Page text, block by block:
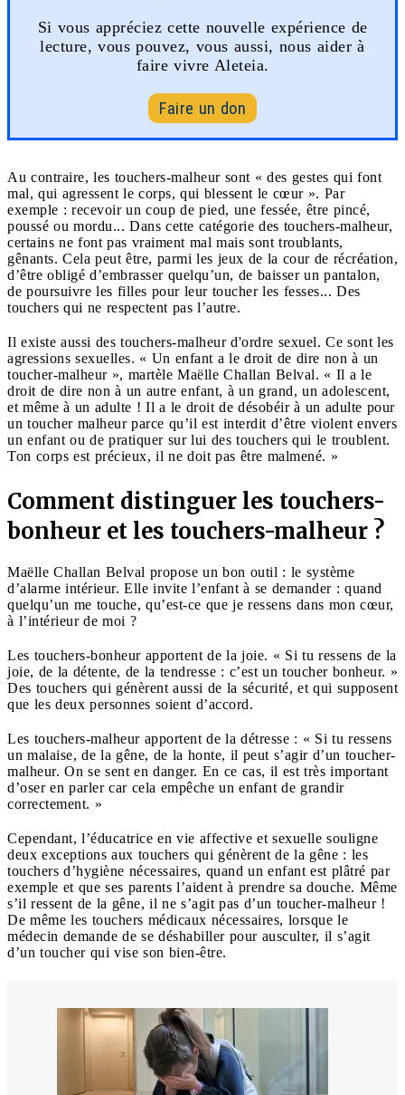
Si vous appréciez cette nouvelle expérience de
lecture, vous pouvez, vous aussi, nous aider à
faire vivre Aleteia.
Faire un don
Au contraire, les touchers-malheur sont « des gestes qui font
mal, qui agressent le corps, qui blessent le cœur ». Par
exemple : recevoir un coup de pied, une fessée, être pincé,
poussé ou mordu... Dans cette catégorie des touchers-malheur,
certains ne font pas vraiment mal mais sont troublants,
gênants. Cela peut être, parmi les jeux de la cour de récréation,
d’être obligé d’embrasser quelqu’un, de baisser un pantalon,
de poursuivre les filles pour leur toucher les fesses... Des
touchers qui ne respectent pas l’autre.
Il existe aussi des touchers-malheur d'ordre sexuel. Ce sont les
agressions sexuelles. « Un enfant a le droit de dire non à un
toucher-malheur », martèle Maëlle Challan Belval. « Il a le
droit de dire non à un autre enfant, à un grand, un adolescent,
et même à un adulte ! Il a le droit de désobéir à un adulte pour
un toucher malheur parce qu’il est interdit d’être violent envers
un enfant ou de pratiquer sur lui des touchers qui le troublent.
Ton corps est précieux, il ne doit pas être malmené. »
Comment distinguer les touchers-
bonheur et les touchers-malheur ?
Maëlle Challan Belval propose un bon outil : le système
d’alarme intérieur. Elle invite l’enfant à se demander : quand
quelqu’un me touche, qu’est-ce que je ressens dans mon cœur,
à l’intérieur de moi ?
Les touchers-bonheur apportent de la joie. « Si tu ressens de la
joie, de la détente, de la tendresse : c’est un toucher bonheur. »
Des touchers qui génèrent aussi de la sécurité, et qui supposent
que les deux personnes soient d’accord.
Les touchers-malheur apportent de la détresse : « Si tu ressens
un malaise, de la gêne, de la honte, il peut s’agir d’un toucher-
malheur. On se sent en danger. En ce cas, il est très important
d’oser en parler car cela empêche un enfant de grandir
correctement. »
Cependant, l’éducatrice en vie affective et sexuelle souligne
deux exceptions aux touchers qui génèrent de la gêne : les
touchers d’hygiène nécessaires, quand un enfant est plâtré par
exemple et que ses parents l’aident à prendre sa douche. Même
s’il ressent de la gêne, il ne s’agit pas d’un toucher-malheur !
De même les touchers médicaux nécessaires, lorsque le
médecin demande de se déshabiller pour ausculter, il s’agit
d’un toucher qui vise son bien-être.